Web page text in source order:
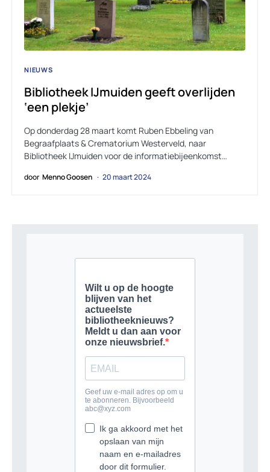
NIEUWS
Bibliotheek IJmuiden geeft overlijden
‘een plekje’
Op donderdag 28 maart komt Ruben Ebbeling van
Begraafplaats & Crematorium Westerveld, naar
Bibliotheek IJmuiden voor de informatiebijeenkomst…
door Menno Goosen 20 maart 2024